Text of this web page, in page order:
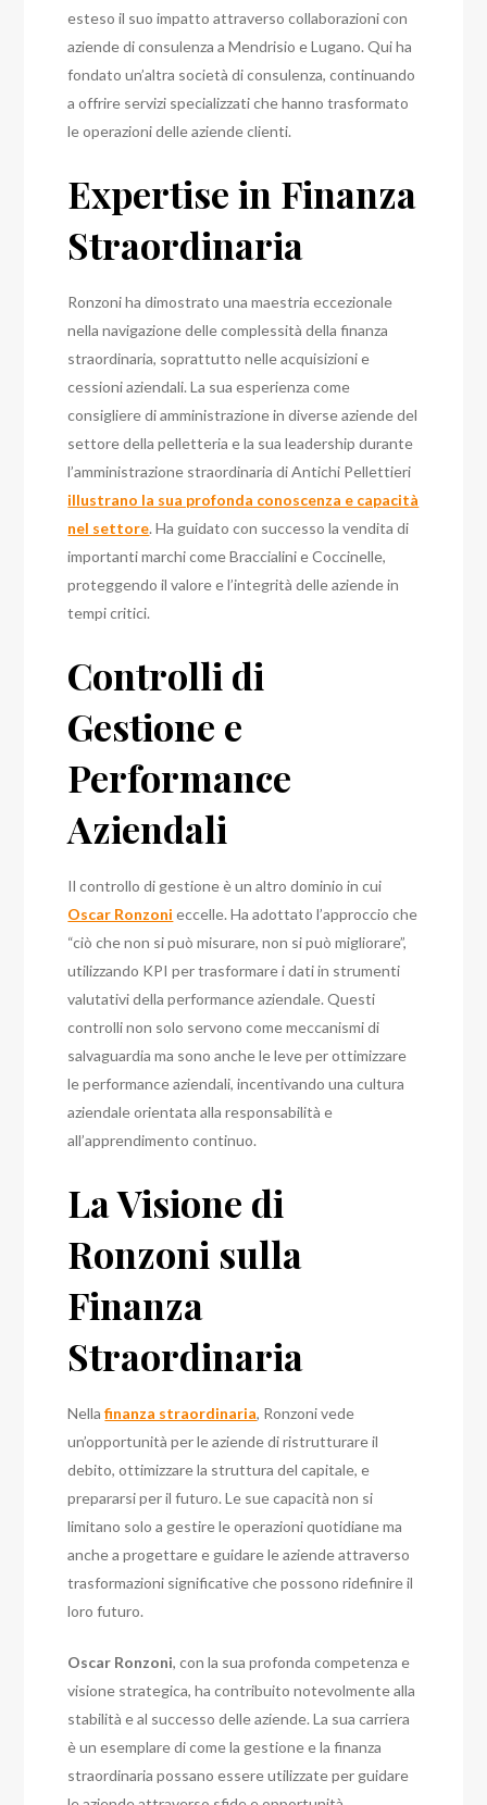
esteso il suo impatto attraverso collaborazioni con
aziende di consulenza a Mendrisio e Lugano. Qui ha
fondato un’altra società di consulenza, continuando
a offrire servizi specializzati che hanno trasformato
le operazioni delle aziende clienti.
Expertise in Finanza
Straordinaria
Ronzoni ha dimostrato una maestria eccezionale
nella navigazione delle complessità della finanza
straordinaria, soprattutto nelle acquisizioni e
cessioni aziendali. La sua esperienza come
consigliere di amministrazione in diverse aziende del
settore della pelletteria e la sua leadership durante
l’amministrazione straordinaria di Antichi Pellettieri
illustrano la sua profonda conoscenza e capacità
nel settore. Ha guidato con successo la vendita di
importanti marchi come Braccialini e Coccinelle,
proteggendo il valore e l’integrità delle aziende in
tempi critici.
Controlli di
Gestione e
Performance
Aziendali
Il controllo di gestione è un altro dominio in cui
Oscar Ronzoni eccelle. Ha adottato l’approccio che
“ciò che non si può misurare, non si può migliorare”,
utilizzando KPI per trasformare i dati in strumenti
valutativi della performance aziendale. Questi
controlli non solo servono come meccanismi di
salvaguardia ma sono anche le leve per ottimizzare
le performance aziendali, incentivando una cultura
aziendale orientata alla responsabilità e
all’apprendimento continuo.
La Visione di
Ronzoni sulla
Finanza
Straordinaria
Nellafinanza straordinaria, Ronzoni vede
un’opportunità per le aziende di ristrutturare il
debito, ottimizzare la struttura del capitale, e
prepararsi per il futuro. Le sue capacità non si
limitano solo a gestire le operazioni quotidiane ma
anche a progettare e guidare le aziende attraverso
trasformazioni significative che possono ridefinire il
loro futuro.
Oscar Ronzoni, con la sua profonda competenza e
visione strategica, ha contribuito notevolmente alla
stabilità e al successo delle aziende. La sua carriera
è un esemplare di come la gestione e la finanza
straordinaria possano essere utilizzate per guidare